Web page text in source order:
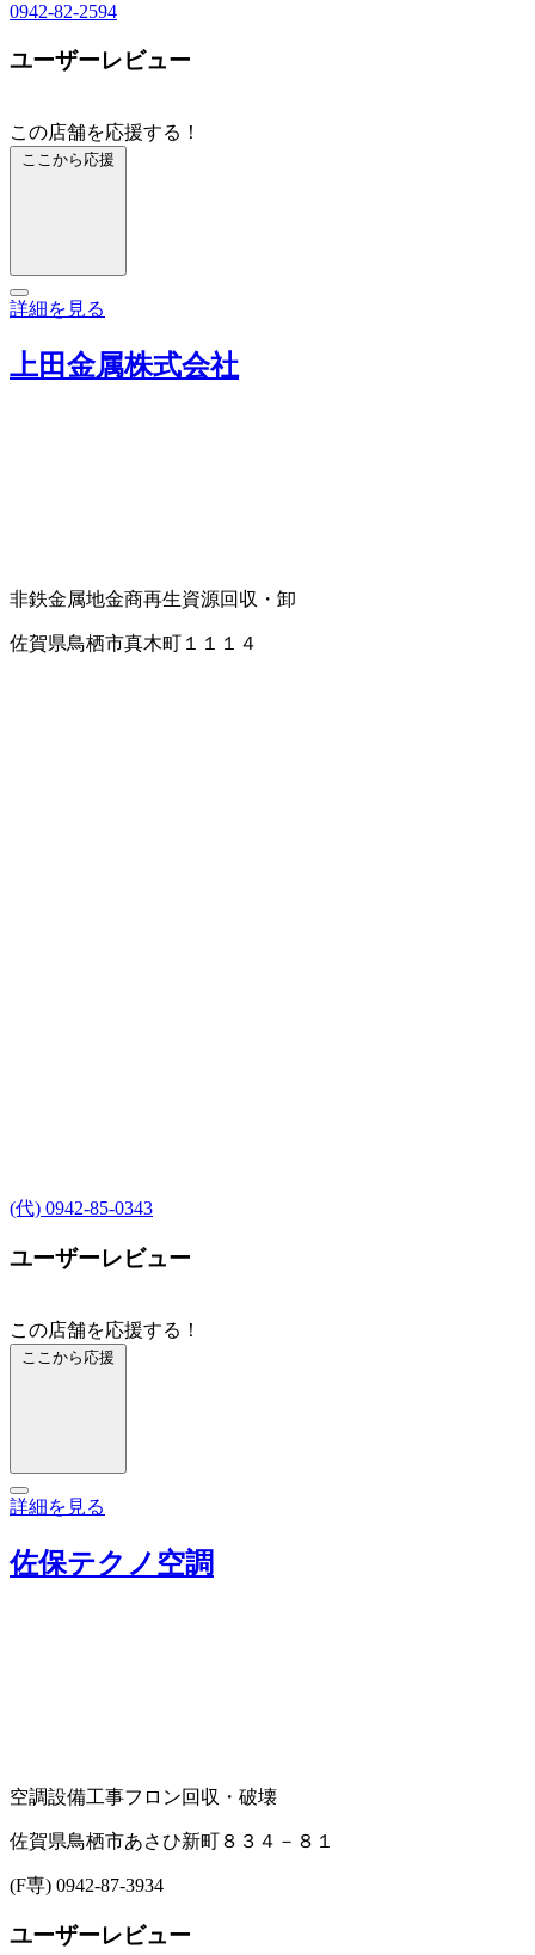
0942-82-2594
ユーザーレビュー
この店舗を応援する！
ここから応援
詳細を見る
上田金属株式会社
非鉄金属地金商再生資源回収・卸
佐賀県鳥栖市真木町１１１４
(代) 0942-85-0343
ユーザーレビュー
この店舗を応援する！
ここから応援
詳細を見る
佐保テクノ空調
空調設備工事フロン回収・破壊
佐賀県鳥栖市あさひ新町８３４－８１
(F専) 0942-87-3934
ユーザーレビュー